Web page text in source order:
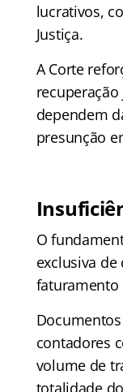
lucrativos,
Justiça.
A Corte
dependem
presunção
O
exclusiva
faturamento
contadores
volume de
totalidade